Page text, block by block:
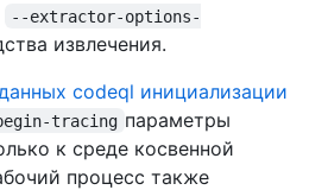
--extractor-options-
извлечения.
codeql инициализации
tracing параметры
к среде косвенной
процесс также